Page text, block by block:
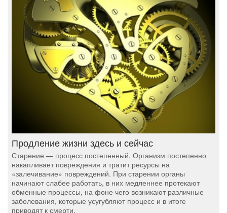
Продление жизни здесь и сейчас
Старение — процесс постепенный. Организм постепенно
накапливает повреждения и тратит ресурсы на
«залечивание» повреждений. При старении органы
начинают слабее работать, в них медленнее протекают
обменные процессы, на фоне чего возникают различные
заболевания, которые усугубляют процесс и в итоге
приводят к смерти.